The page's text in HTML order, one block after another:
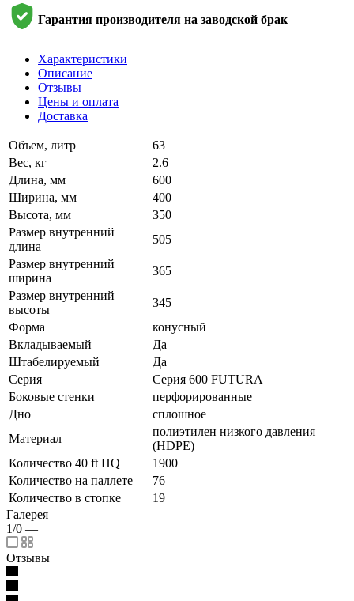
Гарантия производителя на заводской брак
Характеристики
Описание
Отзывы
Цены и оплата
Доставка
Объем, литр
63
Вес, кг
2.6
Длина, мм
600
Ширина, мм
400
Высота, мм
350
Размер внутренний
длина
505
Размер внутренний
ширина
365
Размер внутренний
высоты
345
Форма
конусный
Вкладываемый
Да
Штабелируемый
Да
Серия
Серия 600 FUTURA
Боковые стенки
перфорированные
Дно
сплошное
Материал
полиэтилен низкого давления
(HDPE)
Количество 40 ft HQ
1900
Количество на паллете
76
Количество в стопке
19
Галерея
1/0 —
Отзывы